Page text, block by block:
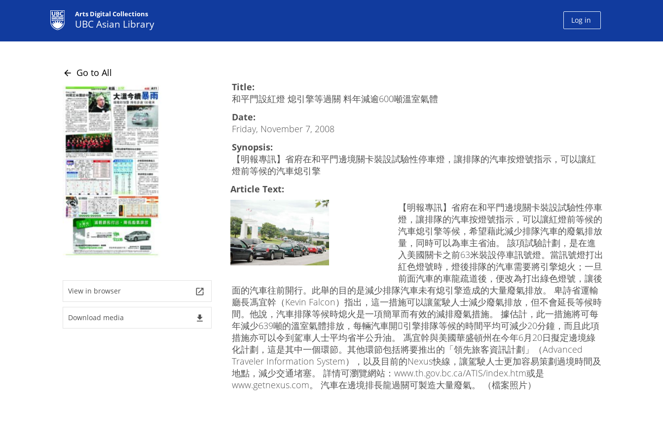
Arts Digital Collections
UBC Asian Library Log in
arrow_back Go to All
View in browser launch
Download media file_download
Title:
和平門設紅燈 熄引擎等過關 料年減逾600噸溫室氣體
Date:
Friday, November 7, 2008
Synopsis:
【明報專訊】省府在和平門邊境關卡裝設試驗性停車燈，讓排隊的汽車按燈號指示，可以讓紅
燈前等候的汽車熄引擎
Article Text:
【明報專訊】省府在和平門邊境關卡裝設試驗性停車
燈，讓排隊的汽車按燈號指示，可以讓紅燈前等候的
汽車熄引擎等候，希望藉此減少排隊汽車的廢氣排放
量，同時可以為車主省油。 該項試驗計劃，是在進
入美國關卡之前63米裝設停車訊號燈。當訊號燈打出
紅色燈號時，燈後排隊的汽車需要將引擎熄火；一旦
前面汽車的車龍疏道後，便改為打出綠色燈號，讓後
面的汽車往前開行。此舉的目的是減少排隊汽車未有熄引擎造成的大量廢氣排放。 卑詩省運輸
廳長馮宜幹（Kevin Falcon）指出，這一措施可以讓駕駛人士減少廢氣排放，但不會延長等候時
間。他說，汽車排隊等候時熄火是一項簡單而有效的減排廢氣措施。 據估計，此一措施將可每
年減少639噸的溫室氣體排放，每輛汽車開引擎排隊等候的時間平均可減少20分鐘，而且此項
措施亦可以令到駕車人士平均省半公升油。 馮宜幹與美國華盛頓州在今年6月20日擬定邊境綠
化計劃，這是其中一個環節。其他環節包括將要推出的「領先旅客資訊計劃」（Advanced
Traveler Information System），以及目前的Nexus快線，讓駕駛人士更加容易策劃過境時間及
地點，減少交通堵塞。 詳情可瀏覽網站：www.th.gov.bc.ca/ATIS/index.htm或是
www.getnexus.com。 汽車在邊境排長龍過關可製造大量廢氣。 （檔案照片）